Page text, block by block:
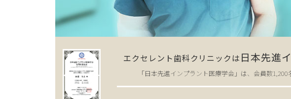
エクセレント歯科クリニックは 日本先進
「日本先進インプラント医療学会」は、会員数